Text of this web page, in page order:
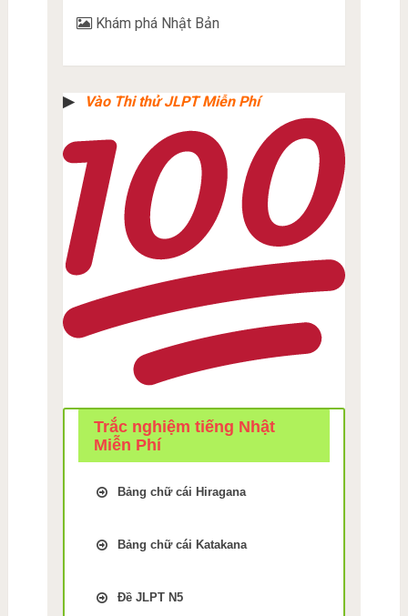
Khám phá Nhật Bản
▶︎ Vào Thi thử JLPT Miễn Phí
Trắc nghiệm tiếng Nhật
Miễn Phí
Bảng chữ cái Hiragana
hiragana Bài 1
bảng chữ cái Tiếng Nhật
Bảng chữ cái Katakana
Katakana Bài 9
Đề JLPT N5